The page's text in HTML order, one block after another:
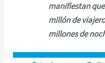
manifiestan
millón de
millones de